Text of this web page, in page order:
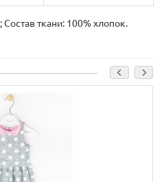
Состав ткани: 100% хлопок.